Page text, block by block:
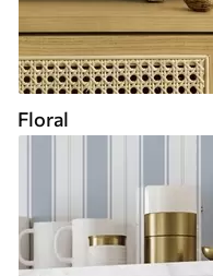
Floral